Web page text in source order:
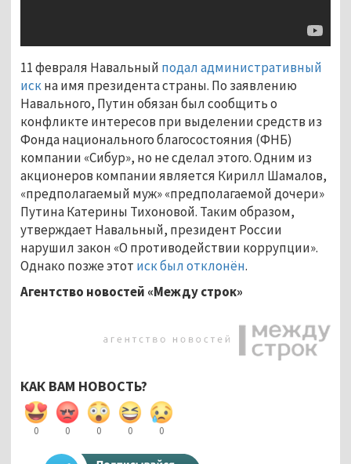
11 февраля Навальный подал административный
искна имя президента страны. По заявлению
Навального, Путин обязан был сообщить о
конфликте интересов при выделении средств из
Фонда национального благосостояния (ФНБ)
компании «Сибур», но не сделал этого. Одним из
акционеров компании является Кирилл Шамалов,
«предполагаемый муж» «предполагаемой дочери»
Путина Катерины Тихоновой. Таким образом,
утверждает Навальный, президент России
нарушил закон «О противодействии коррупции».
Однако позже этот иск был отклонён.
Агентство новостей «Между строк»
КАК ВАМ НОВОСТЬ?
0 0 0 0 0